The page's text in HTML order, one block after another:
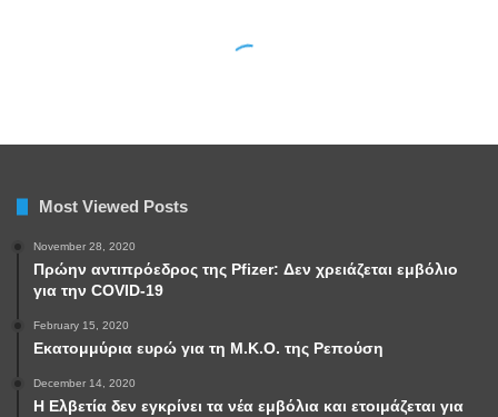
Most Viewed Posts
November 28, 2020
Πρώην αντιπρόεδρος της Pfizer: Δεν χρειάζεται εμβόλιο
για την COVID-19
February 15, 2020
Εκατομμύρια ευρώ για τη Μ.Κ.Ο. της Ρεπούση
December 14, 2020
Η Ελβετία δεν εγκρίνει τα νέα εμβόλια και ετοιμάζεται για